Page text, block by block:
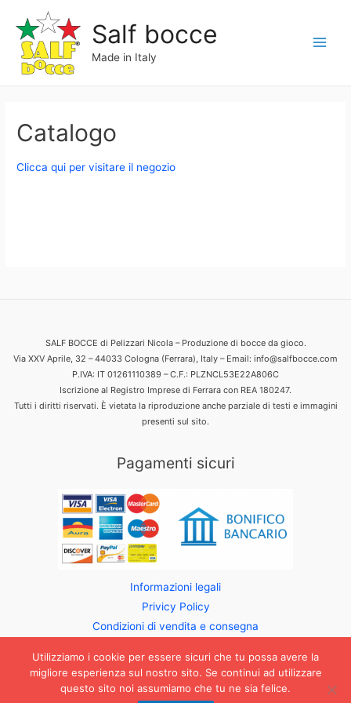
contenuto
Salf bocce
Made in Italy
Catalogo
Clicca qui per visitare il negozio
SALF BOCCE di Pelizzari Nicola – Produzione di bocce da gioco.
Via XXV Aprile, 32 – 44033 Cologna (Ferrara), Italy – Email: info@salfbocce.com
P.IVA: IT 01261110389 – C.F.: PLZNCL53E22A806C
Iscrizione al Registro Imprese di Ferrara con REA 180247.
Tutti i diritti riservati. È vietata la riproduzione anche parziale di testi e immagini
presenti sul sito.
Pagamenti sicuri
Informazioni legali
Privicy Policy
Condizioni di vendita e consegna
Utilizziamo i cookie per essere sicuri che tu possa avere la
migliore esperienza sul nostro sito. Se continui ad utilizzare
questo sito noi assumiamo che tu ne sia felice.